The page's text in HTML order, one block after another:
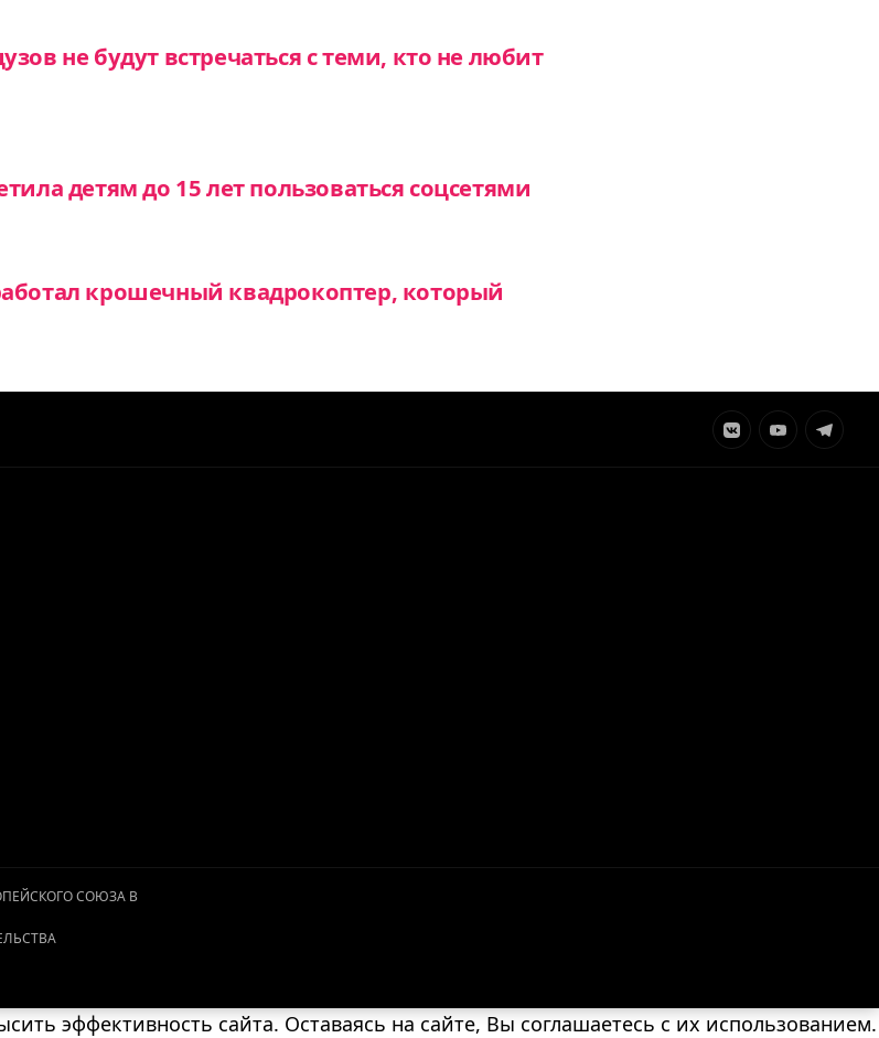
не будут встречаться с теми, кто не любит
детям до 15 лет пользоваться соцсетями
крошечный квадрокоптер, который
ЭлементЭлементЭлемент
СОЮЗА В
эффективность сайта. Оставаясь на сайте, Вы соглашаетесь с их использованием.